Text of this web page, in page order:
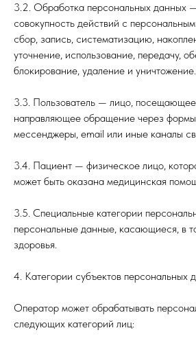
3.2. Обработка персональных данных
совокупность действий с
сбор, запись, систематизацию,
уточнение, использование, передачу,
блокирование, удаление и уничтожение.
3.3. Пользователь — лицо,
направляющее обращение через формы
мессенджеры, email или иные каналы
3.4. Пациент — физическое лицо,
может быть оказана медицинская
3.5. Специальные категории
персональные данные, касающиеся, в
здоровья.
4. Категории субъектов персональных
Оператор может обрабатывать
следующих категорий лиц: